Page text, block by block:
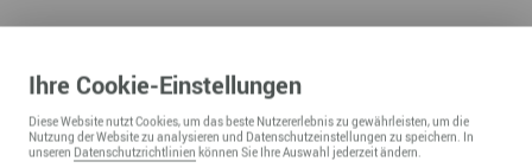
ZURÜCK ZUR ÜBERSICHT
Ihre Cookie-Einstellungen
DieseWebsitenutzt Cookies, um das beste Nutzererlebnis zu gewährleisten, um die
Nutzung derWebsitezu analysieren und Datenschutzeinstellungen zu speichern. In
unseren Datenschutzrichtlinien können Sie Ihre Auswahl jederzeit ändern.